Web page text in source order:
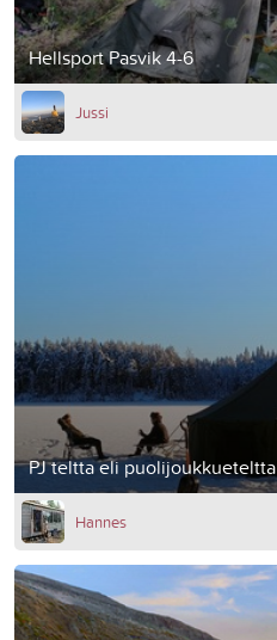
Hellsport Pasvik 4-6
Jussi
PJ teltta eli puolijoukkueteltta
Hannes